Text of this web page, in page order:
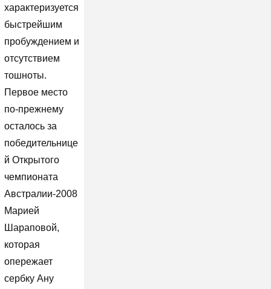
характеризуется
быстрейшим
пробуждением и
отсутствием
тошноты.
Первое место
по-прежнему
осталось за
победительнице
й Открытого
чемпионата
Австралии-2008
Марией
Шараповой,
которая
опережает
сербку Ану